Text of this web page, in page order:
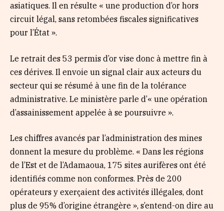
asiatiques. Il en résulte « une production d’or hors
circuit légal, sans retombées fiscales significatives
pour l’État ».
Le retrait des 53 permis d’or vise donc à mettre fin à
ces dérives. Il envoie un signal clair aux acteurs du
secteur qui se résumé à une fin de la tolérance
administrative. Le ministère parle d’« une opération
d’assainissement appelée à se poursuivre ».
Les chiffres avancés par l’administration des mines
donnent la mesure du problème. « Dans les régions
de l’Est et de l’Adamaoua, 175 sites aurifères ont été
identifiés comme non conformes. Près de 200
opérateurs y exerçaient des activités illégales, dont
plus de 95% d’origine étrangère », s’entend-on dire au